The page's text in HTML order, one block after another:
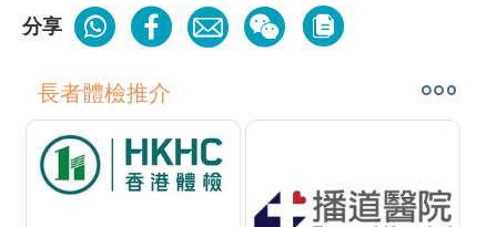
分享
長者體檢推介